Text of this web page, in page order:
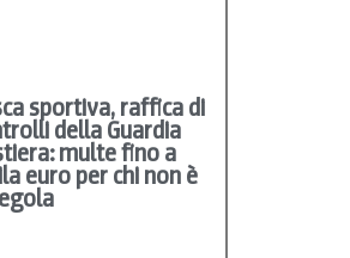
sportiva, raffica di
della Guardia
multe fino a
euro per chi non è